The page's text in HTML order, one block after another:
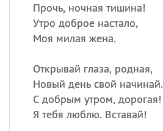
Прочь, ночная тишина!
Утро доброе настало,
Моя милая жена.
Открывай глаза, родная,
Новый день свой начинай.
С добрым утром, дорогая!
Я тебя люблю. Вставай!